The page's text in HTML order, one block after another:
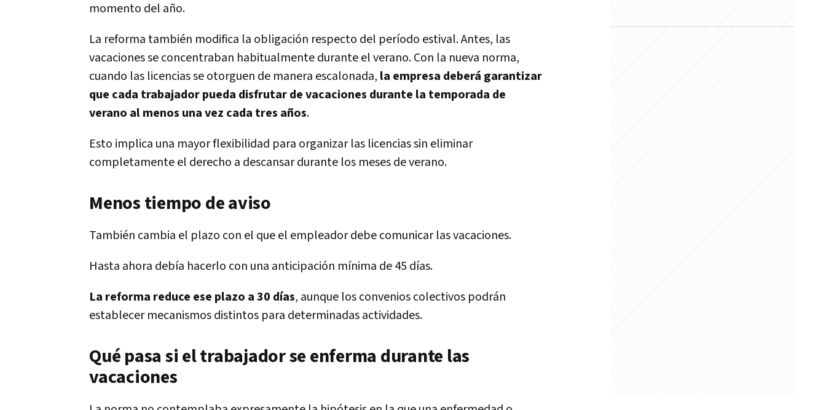
momento del año.
La reforma también modifica la obligación respecto del período estival. Antes, las
vacaciones se concentraban habitualmente durante el verano. Con la nueva norma,
cuando las licencias se otorguen de manera escalonada, la empresa deberá garantizar
que cada trabajador pueda disfrutar de vacaciones durante la temporada de
verano al menos una vez cada tres años.
Esto implica una mayor flexibilidad para organizar las licencias sin eliminar
completamente el derecho a descansar durante los meses de verano.
Menos tiempo de aviso
También cambia el plazo con el que el empleador debe comunicar las vacaciones.
Hasta ahora debía hacerlo con una anticipación mínima de 45 días.
La reforma reduce ese plazo a 30 días, aunque los convenios colectivos podrán
establecer mecanismos distintos para determinadas actividades.
Qué pasa si el trabajador se enferma durante las
vacaciones